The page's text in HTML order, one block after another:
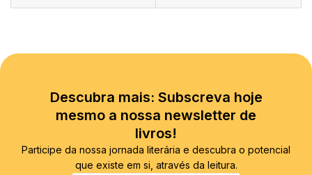
Descubra mais: Subscreva hoje
mesmo a nossa newsletter de
livros!
Participe da nossa jornada literária e descubra o potencial
que existe em si, através da leitura.